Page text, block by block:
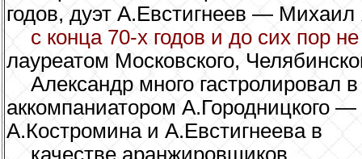
годов, дуэт А.Евстигнеев — Михаил
с конца 70-х годов и до сих пор
лауреатом Московского,
Александр много
аккомпаниатором А.Городницкого
А.Костромина и А.Евстигнеева в
качестве аранжировщиков.